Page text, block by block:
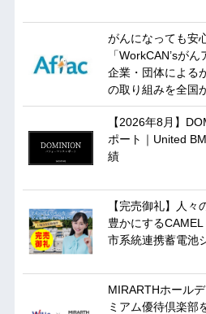
がんになっても安
「WorkCAN’sが
企業・団体による
の取り組みを全国
【2026年8月】
ポート｜United
績
【完売御礼】人
豊かにする
市系統連携蓄電池
MIRARTHホール
ミアム優待倶楽部